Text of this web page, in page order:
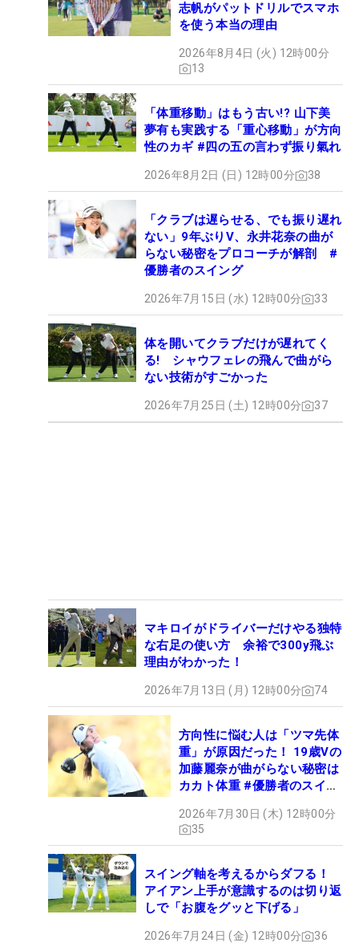
志帆がパットドリルでスマホ
を使う本当の理由
2026年8月4日 (火) 12時00分
13
「体重移動」はもう古い!? 山下美
夢有も実践する「重心移動」が方向
性のカギ #四の五の言わず振り氣れ
2026年8月2日 (日) 12時00分 38
「クラブは遅らせる、でも振り遅れ
ない」9年ぶりV、永井花奈の曲が
らない秘密をプロコーチが解剖 #
優勝者のスイング
2026年7月15日 (水) 12時00分 33
体を開いてクラブだけが遅れてく
る! シャウフェレの飛んで曲がら
ない技術がすごかった
2026年7月25日 (土) 12時00分 37
マキロイがドライバーだけやる独特
な右足の使い方 余裕で300y飛ぶ
理由がわかった！
2026年7月13日 (月) 12時00分 74
方向性に悩む人は「ツマ先体
重」が原因だった！ 19歳Vの
加藤麗奈が曲がらない秘密は
カカト体重 #優勝者のスイン
2026年7月30日 (木) 12時00分
35
スイング軸を考えるからダフる！
アイアン上手が意識するのは切り返
しで「お腹をグッと下げる」
2026年7月24日 (金) 12時00分 36